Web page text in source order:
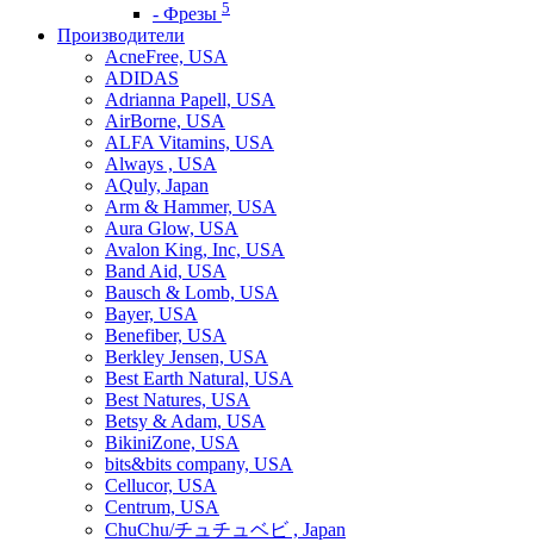
- Фрезы 5
Производители
AcneFree, USA
ADIDAS
Adrianna Papell, USA
AirBorne, USA
ALFA Vitamins, USA
Always , USA
AQuly, Japan
Arm & Hammer, USA
Aura Glow, USA
Avalon King, Inc, USA
Band Aid, USA
Bausch & Lomb, USA
Bayer, USA
Benefiber, USA
Berkley Jensen, USA
Best Earth Natural, USA
Best Natures, USA
Betsy & Adam, USA
BikiniZone, USA
bits&bits company, USA
Cellucor, USA
Centrum, USA
ChuChu/チュチュベビ , Japan